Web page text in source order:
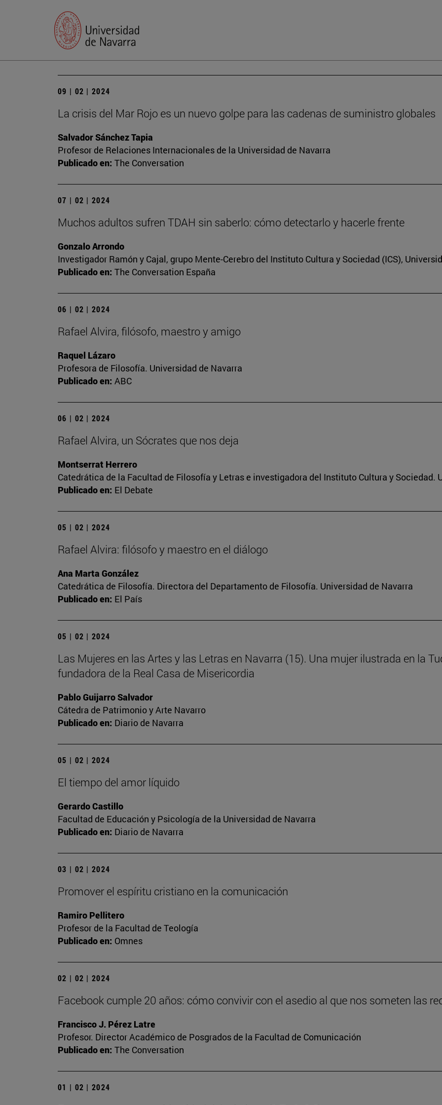
09 | 02 | 2024
La crisis del Mar Rojo es un nuevo golpe para las cadenas de suministro globales
Salvador Sánchez Tapia
Profesor de Relaciones Internacionales de la Universidad de Navarra
Publicado en: The Conversation
07 | 02 | 2024
Muchos adultos sufren TDAH sin saberlo: cómo detectarlo y hacerle frente
Gonzalo Arrondo
Investigador Ramón y Cajal, grupo Mente-Cerebro del Instituto Cultura y Sociedad (ICS),
Publicado en: The Conversation España
06 | 02 | 2024
Rafael Alvira, filósofo, maestro y amigo
Raquel Lázaro
Profesora de Filosofía. Universidad de Navarra
Publicado en: ABC
06 | 02 | 2024
Rafael Alvira, un Sócrates que nos deja
Montserrat Herrero
Catedrática de la Facultad de Filosofía y Letras e investigadora del Instituto Cultura y Sociedad.
Publicado en: El Debate
05 | 02 | 2024
Rafael Alvira: filósofo y maestro en el diálogo
Ana Marta González
Catedrática de Filosofía. Directora del Departamento de Filosofía. Universidad de Navarra
Publicado en: El País
05 | 02 | 2024
Las Mujeres en las Artes y las Letras en Navarra (15). Una mujer ilustrada en la
fundadora de la Real Casa de Misericordia
Pablo Guijarro Salvador
Cátedra de Patrimonio y Arte Navarro
Publicado en: Diario de Navarra
05 | 02 | 2024
El tiempo del amor líquido
Gerardo Castillo
Facultad de Educación y Psicología de la Universidad de Navarra
Publicado en: Diario de Navarra
03 | 02 | 2024
Promover el espíritu cristiano en la comunicación
Ramiro Pellitero
Profesor de la Facultad de Teología
Publicado en: Omnes
02 | 02 | 2024
Facebook cumple 20 años: cómo convivir con el asedio al que nos someten las
Francisco J. Pérez Latre
Profesor. Director Académico de Posgrados de la Facultad de Comunicación
Publicado en: The Conversation
01 | 02 | 2024